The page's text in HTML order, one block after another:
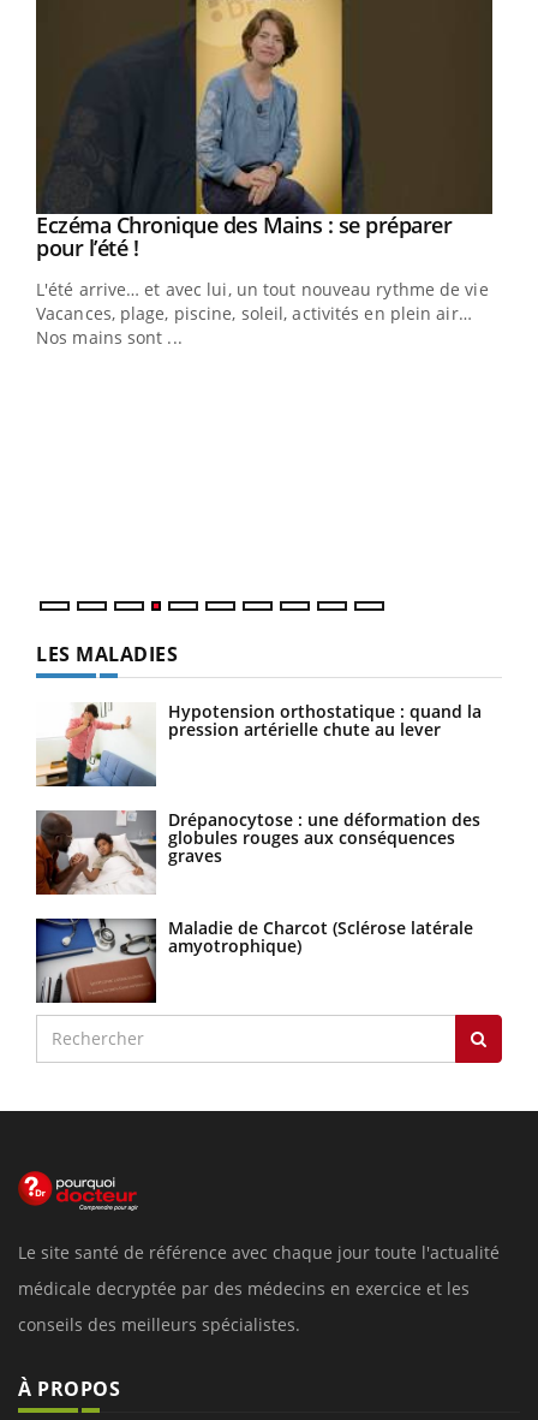
Youtube
Eczéma Chronique des Mains : se préparer
pour l’été !Youtube
L'été arrive… et avec lui, un tout nouveau rythme de vie !
Vacances, plage, piscine, soleil, activités en plein air…
Nos mains sont ...
LES MALADIES
Hypotension orthostatique : quand la
pression artérielle chute au lever
Drépanocytose : une déformation des
globules rouges aux conséquences
graves
Maladie de Charcot (Sclérose latérale
amyotrophique)
Le site santé de référence avec chaque jour toute l'actualité
médicale decryptée par des médecins en exercice et les
conseils des meilleurs spécialistes.
À PROPOS